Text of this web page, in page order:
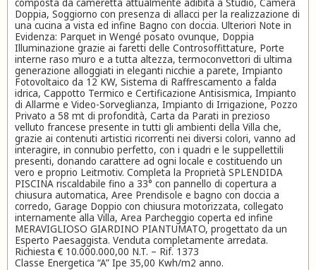
Doppia, Soggiorno con presenza di allacci per la realizzazione di
una cucina a vista ed infine Bagno con doccia. Ulteriori Note in
Evidenza: Parquet in Wengé posato ovunque, Doppia
Illuminazione grazie ai faretti delle Controsoffittature, Porte
interne raso muro e a tutta altezza, termoconvettori di ultima
generazione alloggiati in eleganti nicchie a parete, Impianto
Fotovoltaico da 12 KW, Sistema di Raffrescamento a falda
idrica, Cappotto Termico e Certificazione Antisismica, Impianto
di Allarme e Video-Sorveglianza, Impianto di Irrigazione, Pozzo
Privato a 58 mt di profondità, Carta da Parati in prezioso
velluto francese presente in tutti gli ambienti della Villa che,
grazie ai contenuti artistici ricorrenti nei diversi colori, vanno ad
interagire, in connubio perfetto, con i quadri e le suppellettili
presenti, donando carattere ad ogni locale e costituendo un
vero e proprio Leitmotiv. Completa la Proprietà SPLENDIDA
PISCINA riscaldabile fino a 33° con pannello di copertura a
chiusura automatica, Aree Prendisole e bagno con doccia a
corredo, Garage Doppio con chiusura motorizzata, collegato
internamente alla Villa, Area Parcheggio coperta ed infine
MERAVIGLIOSO GIARDINO PIANTUMATO, progettato da un
Esperto Paesaggista. Venduta completamente arredata.
Richiesta € 10.000.000,00 N.T. – Rif. 1373
Classe Energetica “A” Ipe 35,00 Kwh/m2 anno.